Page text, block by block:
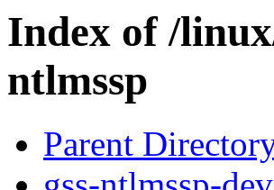
Index of /
ntlmssp
Parent